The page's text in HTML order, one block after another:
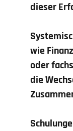
dieser
wie
oder
die